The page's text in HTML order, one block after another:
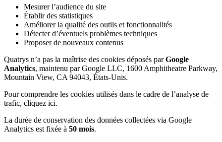
Mesurer l’audience du site
Établir des statistiques
Améliorer la qualité des outils et fonctionnalités
Détecter d’éventuels problèmes techniques
Proposer de nouveaux contenus
Quatrys n’a pas la maîtrise des cookies déposés parGoogle
Analytics, maintenu par Google LLC, 1600 Amphitheatre Parkway,
Mountain View, CA 94043, États-Unis.
Pour comprendre les cookies utilisés dans le cadre de l’analyse de
trafic, cliquez ici.
La durée de conservation des données collectées via Google
Analytics est fixée à 50 mois.